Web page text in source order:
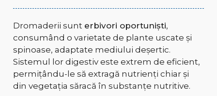
Dromaderii sunt erbivori oportuniști,
consumând o varietate de plante uscate și
spinoase, adaptate mediului deșertic.
Sistemul lor digestiv este extrem de eficient,
permițându-le să extragă nutrienți chiar și
din vegetația săracă în substanțe nutritive.